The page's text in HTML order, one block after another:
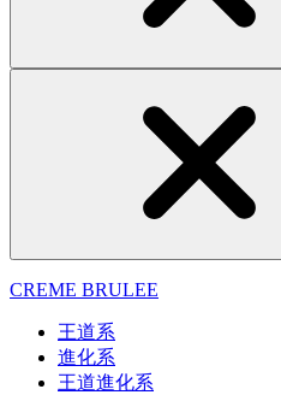
CREME BRULEE
王道系
進化系
王道進化系